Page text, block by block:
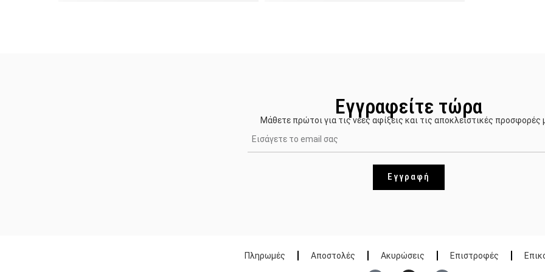
Εγγραφείτε τώρα
Μάθετε πρώτοι για τις νέες αφίξεις και τις αποκλειστικές προσφορές
Εγγραφή
Πληρωμές Αποστολές Ακυρώσεις Επιστροφές